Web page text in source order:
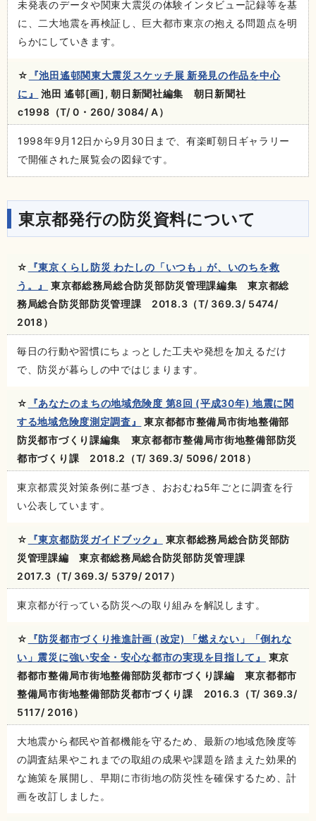
未発表のデータや関東大震災の体験インタビュー記録等を基
に、二大地震を再検証し、巨大都市東京の抱える問題点を明
らかにしていきます。
☆
『池田遙邨関東大震災スケッチ展 新発見の作品を中心
に』
池田 遙邨[画], 朝日新聞社編集 朝日新聞社
c1998（T/ 0・260/ 3084/ A）
1998年9月12日から9月30日まで、有楽町朝日ギャラリー
で開催された展覧会の図録です。
東京都発行の防災資料について
☆
『東京くらし防災 わたしの「いつも」が、いのちを救
う。』
東京都総務局総合防災部防災管理課編集 東京都総
務局総合防災部防災管理課 2018.3（T/ 369.3/ 5474/
2018）
毎日の行動や習慣にちょっとした工夫や発想を加えるだけ
で、防災が暮らしの中ではじまります。
☆
『あなたのまちの地域危険度 第8回 (平成30年) 地震に関
する地域危険度測定調査』
東京都都市整備局市街地整備部
防災都市づくり課編集 東京都都市整備局市街地整備部防災
都市づくり課 2018.2（T/ 369.3/ 5096/ 2018）
東京都震災対策条例に基づき、おおむね5年ごとに調査を行
い公表しています。
☆ 『東京都防災ガイドブック』
東京都総務局総合防災部防
災管理課編 東京都総務局総合防災部防災管理課
2017.3（T/ 369.3/ 5379/ 2017）
東京都が行っている防災への取り組みを解説します。
☆
『防災都市づくり推進計画 (改定) 「燃えない」「倒れな
い」震災に強い安全・安心な都市の実現を目指して』
東京
都都市整備局市街地整備部防災都市づくり課編 東京都都市
整備局市街地整備部防災都市づくり課 2016.3（T/ 369.3/
5117/ 2016）
大地震から都民や首都機能を守るため、最新の地域危険度等
の調査結果やこれまでの取組の成果や課題を踏まえた効果的
な施策を展開し、早期に市街地の防災性を確保するため、計
画を改訂しました。